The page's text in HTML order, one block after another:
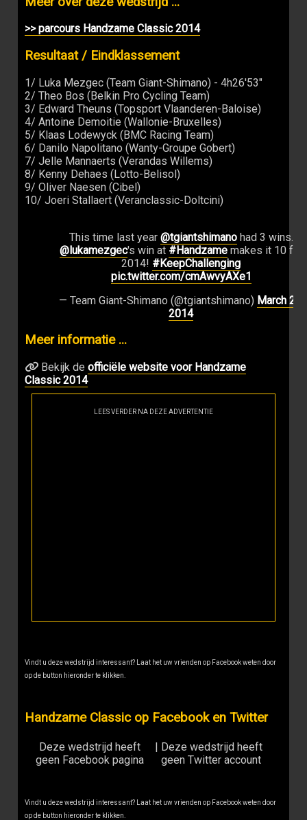
>> parcours Handzame Classic 2014
Resultaat / Eindklassement
1/ Luka Mezgec (Team Giant-Shimano) - 4h26'53"
2/ Theo Bos (Belkin Pro Cycling Team)
3/ Edward Theuns (Topsport Vlaanderen-Baloise)
4/ Antoine Demoitie (Wallonie-Bruxelles)
5/ Klaas Lodewyck (BMC Racing Team)
6/ Danilo Napolitano (Wanty-Groupe Gobert)
7/ Jelle Mannaerts (Verandas Willems)
8/ Kenny Dehaes (Lotto-Belisol)
9/ Oliver Naesen (Cibel)
10/ Joeri Stallaert (Veranclassic-Doltcini)
This time last year @tgiantshimanohad 3 wins.
@lukamezgec's win at #Handzamemakes it 10 for
2014! #KeepChallenging
pic.twitter.com/cmAwvyAXe1
— Team Giant-Shimano (@tgiantshimano) March 21,
2014
Meer informatie ...
Bekijk de officiële website voor Handzame
Classic 2014
LEES VERDER NA DEZE ADVERTENTIE
Vindt u deze wedstrijd interessant? Laat het uw vrienden op Facebook weten door
op de button hieronder te klikken.
Handzame Classic op Facebook en Twitter
Deze wedstrijd heeft
geen Facebook pagina
| Deze wedstrijd heeft
geen Twitter account
Vindt u deze wedstrijd interessant? Laat het uw vrienden op Facebook weten door
op de button hieronder te klikken.